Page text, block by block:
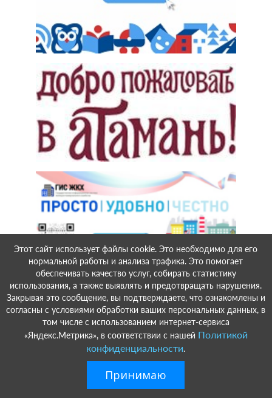
Ладожское сельское поселение
Этот сайт использует файлы cookie. Это необходимо для его
нормальной работы и анализа трафика. Это помогает
обеспечивать качество услуг, собирать статистику
использования, а также выявлять и предотвращать нарушения.
Закрывая это сообщение, вы подтверждаете, что ознакомлены и
согласны с условиями обработки ваших персональных данных, в
том числе с использованием интернет-сервиса
«Яндекс.Метрика», в соответствии с нашей Политикой
конфиденциальности.
Принимаю